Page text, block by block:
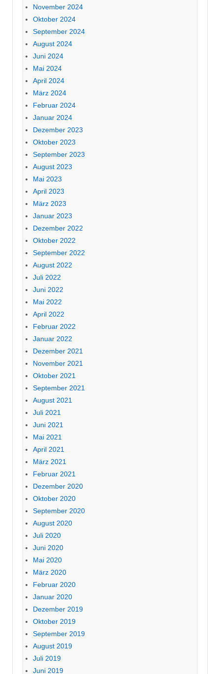
November 2024
Oktober 2024
September 2024
August 2024
Juni 2024
Mai 2024
April 2024
März 2024
Februar 2024
Januar 2024
Dezember 2023
Oktober 2023
September 2023
August 2023
Mai 2023
April 2023
März 2023
Januar 2023
Dezember 2022
Oktober 2022
September 2022
August 2022
Juli 2022
Juni 2022
Mai 2022
April 2022
Februar 2022
Januar 2022
Dezember 2021
November 2021
Oktober 2021
September 2021
August 2021
Juli 2021
Juni 2021
Mai 2021
April 2021
März 2021
Februar 2021
Dezember 2020
Oktober 2020
September 2020
August 2020
Juli 2020
Juni 2020
Mai 2020
März 2020
Februar 2020
Januar 2020
Dezember 2019
Oktober 2019
September 2019
August 2019
Juli 2019
Juni 2019